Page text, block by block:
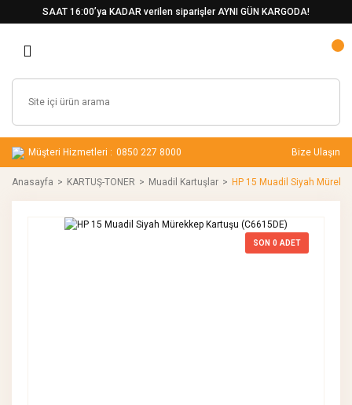
SAAT 16:00’ya KADAR verilen siparişler AYNI GÜN KARGODA!
Müşteri Hizmetleri : 0850 227 8000 Bize Ulaşın
Anasayfa KARTUŞ-TONER Muadil Kartuşlar HP 15 Muadil Siyah
SON 0 ADET